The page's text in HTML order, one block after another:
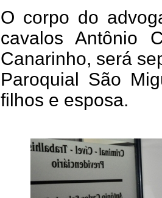
O corpo do
cavalos Antônio
Canarinho, será
Paroquial São
filhos e esposa.